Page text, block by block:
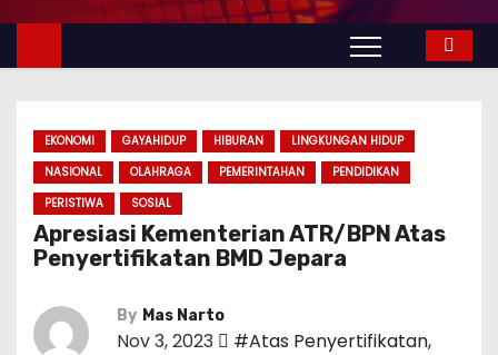
n
EKONOMI GAYAHIDUP HIBURAN
LINGKUNGAN HIDUP
NASIONAL
OLAHRAGA PEMERINTAHAN
PENDIDIKAN
PERISTIWA
SOSIAL
Apresiasi Kementerian ATR/BPN Atas
Penyertifikatan BMD Jepara
By Mas Narto
Nov 3, 2023 #Atas Penyertifikatan,